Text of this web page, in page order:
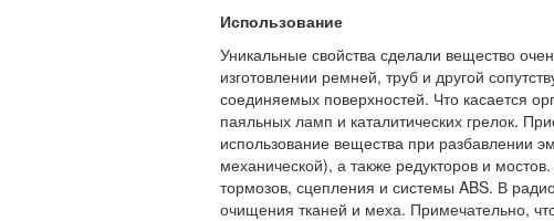
Использование
Уникальные свойства сделали вещество
изготовлении ремней, труб и другой
соединяемых поверхностей. Что касается
паяльных ламп и каталитических грелок.
использование вещества при разбавлении
механической), а также редукторов и
тормозов, сцепления и системы ABS. В
очищения тканей и меха. Примечательно,